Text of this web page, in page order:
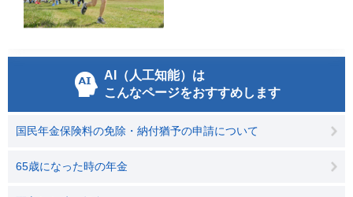
AI（人工知能）は
こんなページをおすすめします
国民年金保険料の免除・納付猶予の申請について
65歳になった時の年金